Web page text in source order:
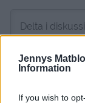
Jennys
Information
If you wish to
COMMENTS